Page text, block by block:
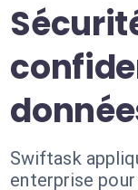
Swiftask
enterprise